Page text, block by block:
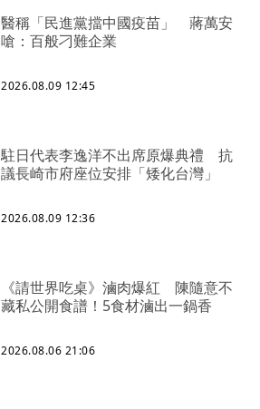
醫稱「民進黨擋中國疫苗」 蔣萬安
嗆：百般刁難企業
2026.08.09 12:45
駐日代表李逸洋不出席原爆典禮 抗
議長崎市府座位安排「矮化台灣」
2026.08.09 12:36
《請世界吃桌》滷肉爆紅 陳隨意不
藏私公開食譜！5食材滷出一鍋香
2026.08.06 21:06